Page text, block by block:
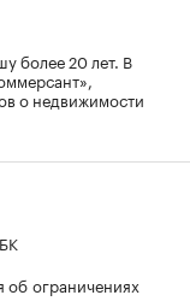
более 20 лет. В
о недвижимости
ограничениях